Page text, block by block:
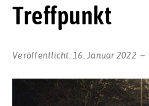
Treffpunkt
Veröffentlicht: 16. Januar 2022